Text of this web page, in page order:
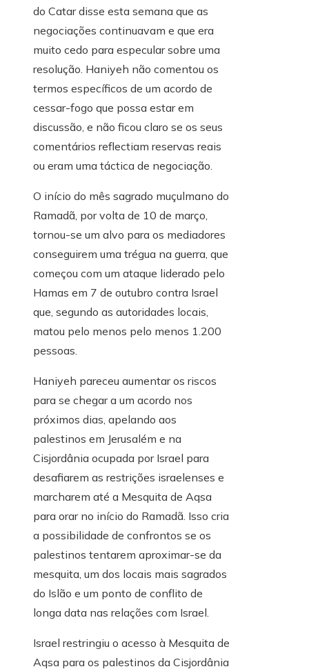
do Catar disse esta semana que as
negociações continuavam e que era
muito cedo para especular sobre uma
resolução. Haniyeh não comentou os
termos específicos de um acordo de
cessar-fogo que possa estar em
discussão, e não ficou claro se os seus
comentários reflectiam reservas reais
ou eram uma táctica de negociação.
O início do mês sagrado muçulmano do
Ramadã, por volta de 10 de março,
tornou-se um alvo para os mediadores
conseguirem uma trégua na guerra, que
começou com um ataque liderado pelo
Hamas em 7 de outubro contra Israel
que, segundo as autoridades locais,
matou pelo menos pelo menos 1.200
pessoas.
Haniyeh pareceu aumentar os riscos
para se chegar a um acordo nos
próximos dias, apelando aos
palestinos em Jerusalém e na
Cisjordânia ocupada por Israel para
desafiarem as restrições israelenses e
marcharem até a Mesquita de Aqsa
para orar no início do Ramadã. Isso cria
a possibilidade de confrontos se os
palestinos tentarem aproximar-se da
mesquita, um dos locais mais sagrados
do Islão e um ponto de conflito de
longa data nas relações com Israel.
Israel restringiu o acesso à Mesquita de
Aqsa para os palestinos da Cisjordânia